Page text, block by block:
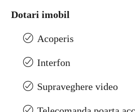
Dotari imobil
Acoperis
Interfon
Supraveghere video